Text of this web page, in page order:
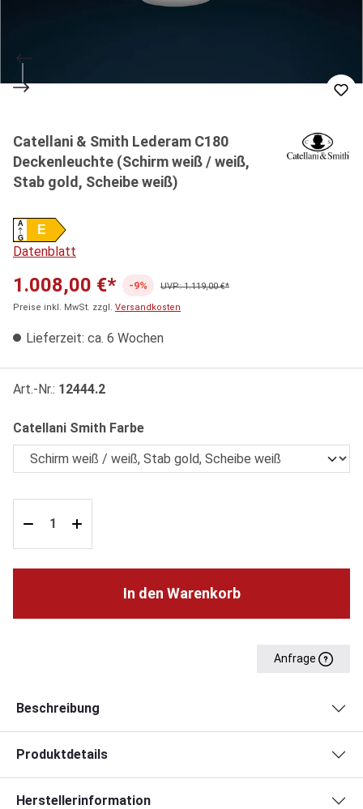
Catellani & Smith Lederam C180
Deckenleuchte (Schirm weiß / weiß,
Stab gold, Scheibe weiß)
E
A
G
Datenblatt
1.008,00 €* -9%
UVP: 1.119,00 €*
Preise inkl. MwSt. zzgl. Versandkosten
Lieferzeit: ca. 6 Wochen
Art.-Nr.: 12444.2
Catellani Smith Farbeauswählen
In den Warenkorb
Anfrage
Beschreibung
Produktdetails
Herstellerinformation